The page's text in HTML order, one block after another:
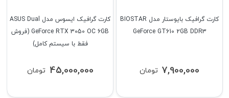
کارت گرافیک ایسوس مدل ASUS Dual
GeForce RTX 3050 OC 6GB (فروش
فقط با سیستم کامل)
تومان 45,000,000
کارت گرافیک بایوستار مدل BIOSTAR
GeForce GT610 2GB DDR3
تومان 7,900,000